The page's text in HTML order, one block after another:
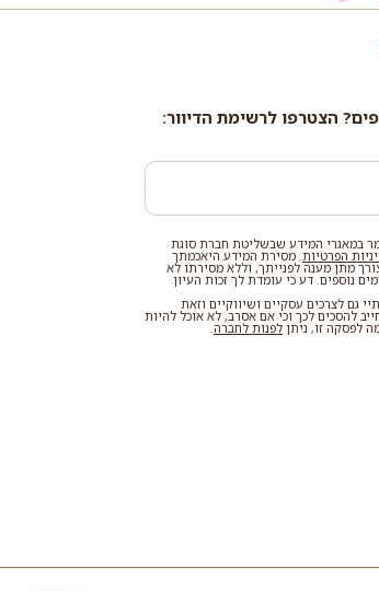
הצטרפו לרשימת הדיוור:
במאגרי המידע שבשליטת חברת סוגת
הפרטיות . מסירת המידע היאכמתך
מתן מענה לפנייתך, וללא מסירתו לא
נוספים. דע כי עומדת לך זכות העיון
לצרכים עסקיים ושיווקיים וזאת
חייב להסכים לכך וכי אם אסרב, לא אוכל להיות
לפסקה זו, ניתן לפנות לחברה